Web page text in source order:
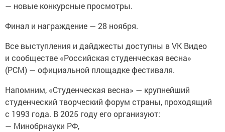
— новые конкурсные просмотры.
Финал и награждение — 28 ноября.
Все выступления и дайджесты доступны в VK Видео
и сообществе «Российская студенческая весна»
(РСМ) — официальной площадке фестиваля.
Напомним, «Студенческая весна» — крупнейший
студенческий творческий форум страны, проходящий
с 1993 года. В 2025 году его организуют:
— Минобрнауки РФ,